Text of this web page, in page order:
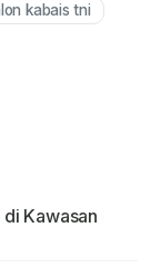
kabais tni
Kawasan